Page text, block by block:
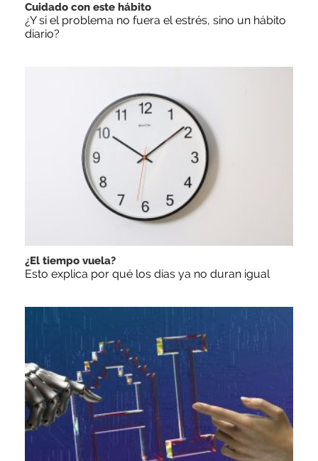
Cuidado con este hábito
¿Y si el problema no fuera el estrés, sino un hábito
diario?
¿El tiempo vuela?
Esto explica por qué los días ya no duran igual